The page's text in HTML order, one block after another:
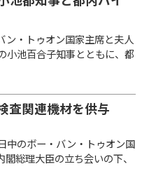
ン・トゥオン国家主席と夫人
小池百合子知事とともに、都
査関連機材を供与
中のボー・バン・トゥオン国
総理大臣の立ち会いの下、